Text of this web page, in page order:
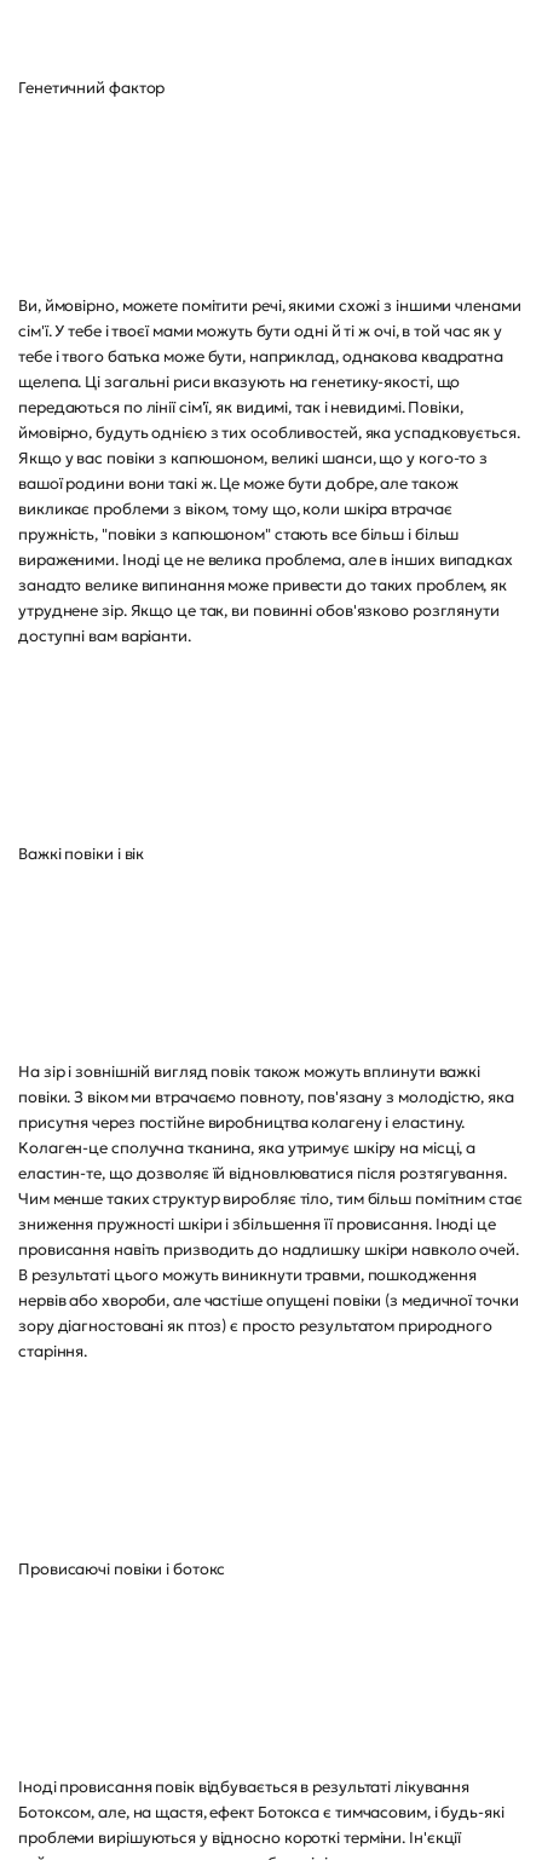
Генетичний фактор
Ви, ймовірно, можете помітити речі, якими схожі з іншими членами
сім'ї. У тебе і твоєї мами можуть бути одні й ті ж очі, в той час як у
тебе і твого батька може бути, наприклад, однакова квадратна
щелепа. Ці загальні риси вказують на генетику-якості, що
передаються по лінії сім'ї, як видимі, так і невидимі. Повіки,
ймовірно, будуть однією з тих особливостей, яка успадковується.
Якщо у вас повіки з капюшоном, великі шанси, що у кого-то з
вашої родини вони такі ж. Це може бути добре, але також
викликає проблеми з віком, тому що, коли шкіра втрачає
пружність, "повіки з капюшоном" стають все більш і більш
вираженими. Іноді це не велика проблема, але в інших випадках
занадто велике випинання може привести до таких проблем, як
утруднене зір. Якщо це так, ви повинні обов'язково розглянути
доступні вам варіанти.
Важкі повіки і вік
На зір і зовнішній вигляд повік також можуть вплинути важкі
повіки. З віком ми втрачаємо повноту, пов'язану з молодістю, яка
присутня через постійне виробництва колагену і еластину.
Колаген-це сполучна тканина, яка утримує шкіру на місці, а
еластин-те, що дозволяє їй відновлюватися після розтягування.
Чим менше таких структур виробляє тіло, тим більш помітним стає
зниження пружності шкіри і збільшення її провисання. Іноді це
провисання навіть призводить до надлишку шкіри навколо очей.
В результаті цього можуть виникнути травми, пошкодження
нервів або хвороби, але частіше опущені повіки (з медичної точки
зору діагностовані як птоз) є просто результатом природного
старіння.
Провисаючі повіки і ботокс
Іноді провисання повік відбувається в результаті лікування
Ботоксом, але, на щастя, ефект Ботокса є тимчасовим, і будь-які
проблеми вирішуються у відносно короткі терміни. Ін'єкції